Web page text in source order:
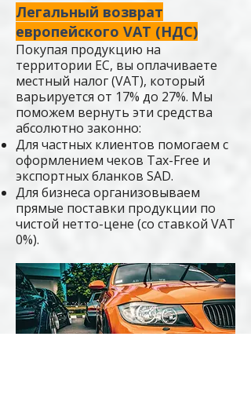
Легальный возврат
европейского VAT (НДС)
Покупая продукцию на
территории ЕС, вы оплачиваете
местный налог (VAT), который
варьируется от 17% до 27%. Мы
поможем вернуть эти средства
абсолютно законно:
Для частных клиентов помогаем с
оформлением чеков Tax-Free и
экспортных бланков SAD.
Для бизнеса организовываем
прямые поставки продукции по
чистой нетто-цене (со ставкой VAT
0%).